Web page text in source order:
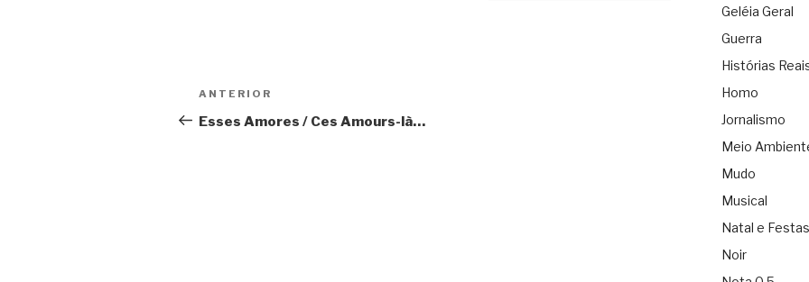
Navegação
de
Anterior
ANTERIOR
Esses Amores / Ces Amours-là…
Geléia Geral
Guerra
Histórias
Homo
Jornalismo
Meio
Mudo
Musical
Natal e Festas
Noir